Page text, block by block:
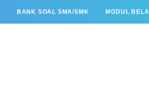
BANK SOAL SMA/SMK MODUL